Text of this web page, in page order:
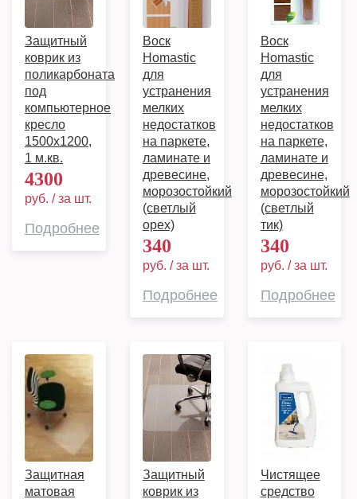
Защитный
коврик из
поликарбоната
под
компьютерное
кресло
1500х1200,
1 м.кв.
4300
руб. / за шт.
Подробнее
Воск
Homastic
для
устранения
мелких
недостатков
на паркете,
ламинате и
древесине,
морозостойкий
(светлый
орех)
340
руб. / за шт.
Подробнее
Воск
Homastic
для
устранения
мелких
недостатков
на паркете,
ламинате и
древесине,
морозостойкий
(светлый
тик)
340
руб. / за шт.
Подробнее
Защитная
матовая
Защитный
коврик из
Чистящее
средство